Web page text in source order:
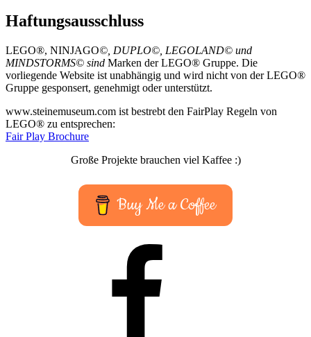
Haftungsausschluss
LEGO®, NINJAGO©, DUPLO©, LEGOLAND© und
MINDSTORMS© sind Marken der LEGO® Gruppe. Die
vorliegende Website ist unabhängig und wird nicht von der LEGO®
Gruppe gesponsert, genehmigt oder unterstützt.
www.steinemuseum.com ist bestrebt den FairPlay Regeln von
LEGO® zu entsprechen:
Fair Play Brochure
Große Projekte brauchen viel Kaffee :)
Buy Me a Coffee